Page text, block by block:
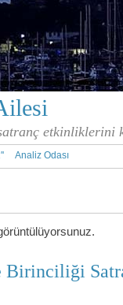
etkinliklerini
Analiz Odası
Birinciliği